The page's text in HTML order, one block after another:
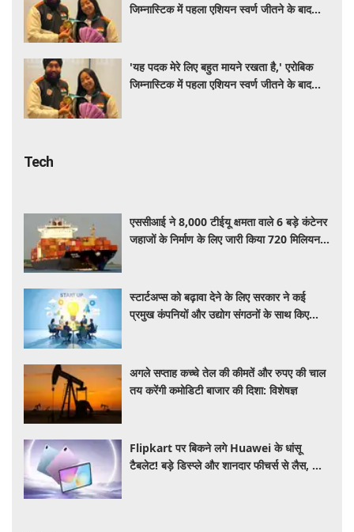
जिम्नास्टिक में पहला एशियन स्वर्ण जीतने के बाद
'यह पदक मेरे लिए बहुत मायने रखता है,' एरोबिक
जिम्नास्टिक में पहला एशियन स्वर्ण जीतने के बाद
Tech
एससीआई ने 8,000 टीईयू क्षमता वाले 6 बड़े कंटेनर
जहाजों के निर्माण के लिए जारी किया 720 मिलियन
स्टार्टअप्स को बढ़ावा देने के लिए सरकार ने कई
प्रमुख कंपनियों और उद्योग संगठनों के साथ किए
अगले सप्ताह कच्चे तेल की कीमतें और रुपए की चाल
तय करेंगी कमोडिटी बाजार की दिशा: विशेषज्ञ
Flipkart पर बिकने लगे Huawei के धांसू
टैबलेट! बड़े डिस्प्ले और शानदार फीचर्स से लैस, जानें